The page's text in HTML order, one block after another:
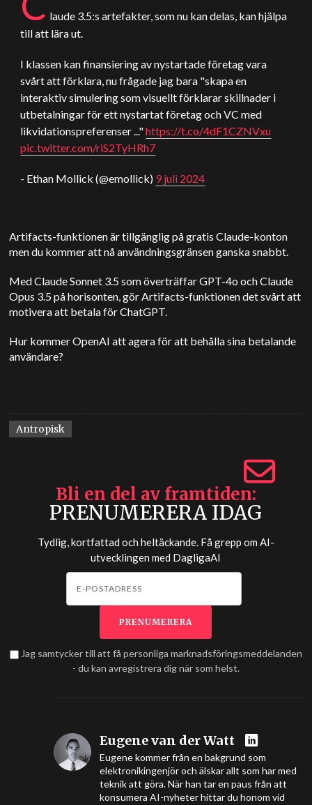
laude 3.5:s artefakter, som nu kan delas, kan hjälpa
till att lära ut.
I klassen kan finansiering av nystartade företag vara
svårt att förklara, nu frågade jag bara "skapa en
interaktiv simulering som visuellt förklarar skillnader i
utbetalningar för ett nystartat företag och VC med
likvidationspreferenser ..."https://t.co/4dF1CZNVxu
pic.twitter.com/riS2TyHRh7
- Ethan Mollick (@emollick) 9 juli 2024
Artifacts-funktionen är tillgänglig på gratis Claude-konton
men du kommer att nå användningsgränsen ganska snabbt.
Med Claude Sonnet 3.5 som överträffar GPT-4o och Claude
Opus 3.5 på horisonten, gör Artifacts-funktionen det svårt att
motivera att betala för ChatGPT.
Hur kommer OpenAI att agera för att behålla sina betalande
användare?
Antropisk
Bli en del av framtiden
PRENUMERERA IDAG
Tydlig, kortfattad och heltäckande. Få grepp om AI-
utvecklingen med DagligaAI
Jag samtycker till att få personliga marknadsföringsmeddelanden
- du kan avregistrera dig när som helst.
Eugene van der Watt
Eugene kommer från en bakgrund som
elektronikingenjör och älskar allt som har med
teknik att göra. När han tar en paus från att
konsumera AI-nyheter hittar du honom vid